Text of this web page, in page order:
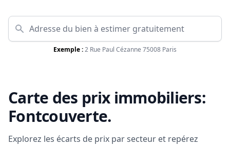
Exemple :2 Rue Paul Cézanne 75008 Paris
Carte des prix immobiliers:
Fontcouverte.
Explorez les écarts de prix par secteur et repérez